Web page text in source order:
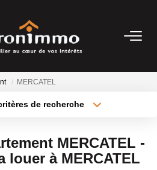
MERCATEL
de recherche
Surface min
MERCATEL -
louer à MERCATEL